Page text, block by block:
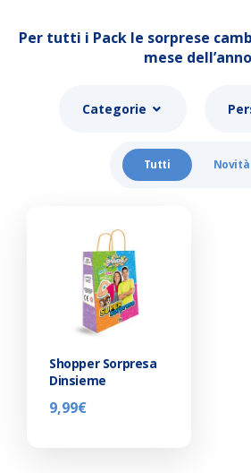
Per tutti i Pack le sorprese
mese
Categorie
Tutti Novità
Shopper Sorpresa
Dinsieme
9,99€